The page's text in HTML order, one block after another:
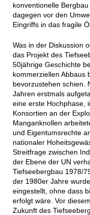
konventionelle
dagegen vor den
Eingriffs in das fragile
Was in der Diskussion
das Projekt des
50jährige Geschichte
kommerziellen Abbaus
bevorzustehen schien.
Jahren erstmals
eine erste Hochphase,
Konsortien an der
Manganknollen
und Eigentumsrechte
nationaler
Streitfrage zwischen
der Ebene der UN
Tiefseebergbau 1978/
der 1980er Jahre
eingestellt, ohne dass
erfolgt wäre. Vor
Zukunft des